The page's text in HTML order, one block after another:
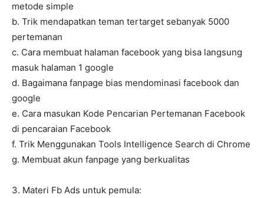
metode simple
b. Trik mendapatkan teman tertarget sebanyak 5000
pertemanan
c. Cara membuat halaman facebook yang bisa langsung
masuk halaman 1 google
d. Bagaimana fanpage bias mendominasi facebook dan
google
e. Cara masukan Kode Pencarian Pertemanan Facebook
di pencaraian Facebook
f. Trik Menggunakan Tools Intelligence Search di Chrome
g. Membuat akun fanpage yang berkualitas
3. Materi Fb Ads untuk pemula: